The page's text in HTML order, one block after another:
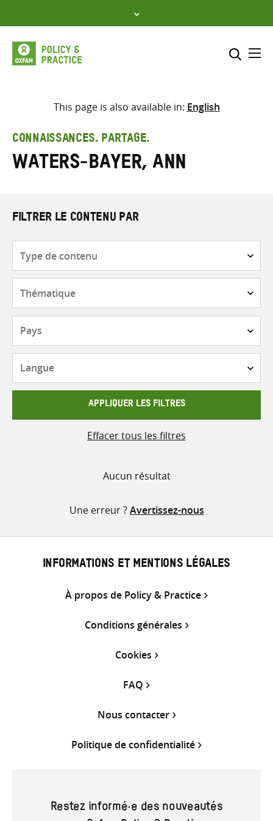
to
content
Sélectionner l’emplacement
Saisir
les
termes
This page is also available in: English
CONNAISSANCES. PARTAGE.
Waters-Bayer, Ann
FILTRER LE CONTENU PAR
contenu
APPLIQUER LES FILTRES
Effacer tous les filtres
Aucun résultat
Une erreur ?Avertissez-nous
INFORMATIONS ET MENTIONS LÉGALES
À propos de Policy & Practice
Conditions générales
Cookies
FAQ
Nous contacter
Politique de confidentialité
Restez informé·e des nouveautés